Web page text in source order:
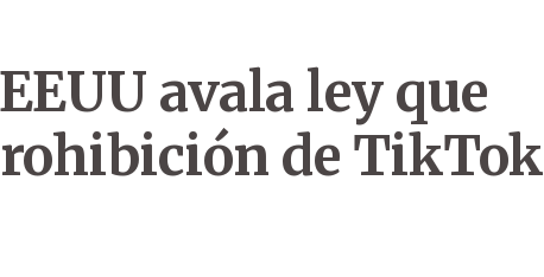
avala ley que
de TikTok